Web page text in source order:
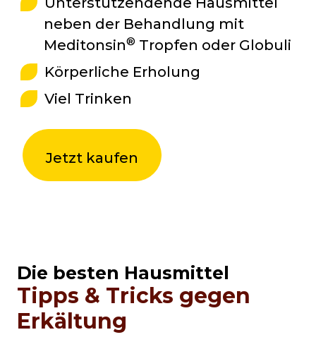
neben der Behandlung mit
Meditonsin® Tropfen oder Globuli
Körperliche Erholung
Viel Trinken
Jetzt kaufen
Die besten Hausmittel
Tipps & Tricks gegen
Erkältung